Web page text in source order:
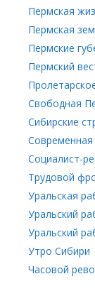
Пермская
Пермская
Пермские
Пермский
Свободная
Сибирские
Социалист-
Трудовой
Уральская
Уральский
Уральский
Утро Сибири
Часовой